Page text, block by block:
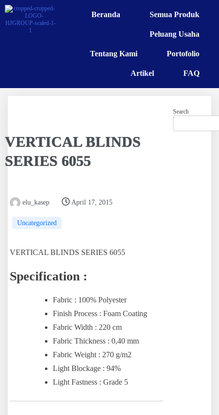
Beranda Semua Produk
Peluang Usaha
Tentang Kami Portofolio
Artikel FAQ
VERTICAL BLINDS
SERIES 6055
elu_kasep April 17, 2015
Uncategorized
VERTICAL BLINDS SERIES 6055
Specification :
Fabric : 100% Polyester
Finish Process : Foam Coating
Fabric Width : 220 cm
Fabric Thickness : 0,40 mm
Fabric Weight : 270 g/m2
Light Blockage : 94%
Light Fastness : Grade 5
Search